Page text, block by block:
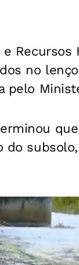
Recursos
no
pelo
do